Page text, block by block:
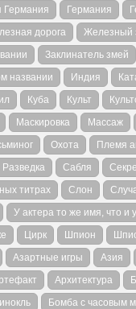
Германия
Германия
дорога Железный
Заклинатель змей
названии
Индия
Куба Культ
Маскировка Массаж
Охота Племя
Разведка Сабля
титрах
Слон
У актера то же имя, что и
Цирк Шпион
Азартные игры Азия
Архитектура
Бомба с часовым